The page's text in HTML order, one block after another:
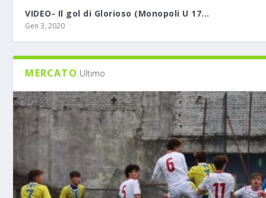
VIDEO- Il gol di Glorioso (Monopoli U 17...
Gen 3, 2020
MERCATO Ultimo